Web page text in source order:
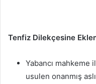
Tenfiz Dilekçesine
Yabancı mahkeme
usulen onanmış